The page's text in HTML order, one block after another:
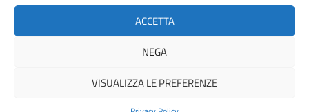
ACCETTA
NEGA
VISUALIZZA LE PREFERENZE
AMMINISTRAZIONE TRASPARENTE PRIVACY POLICY
© 2026 ORDINE DEGLI INGEGNERI DELLA PROVINCIA DI PORDENONE |